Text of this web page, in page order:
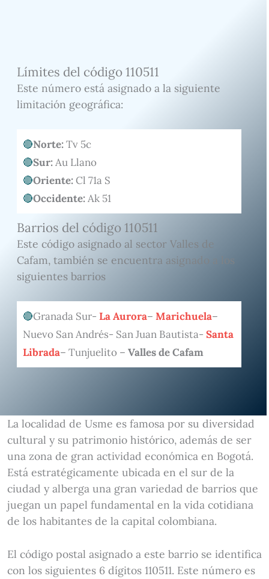
Límites del código 110511
Este número está asignado a la siguiente
limitación geográfica:
Norte:Tv 5c
Sur:Au Llano
Oriente:Cl 71a S
Occidente:Ak 51
Barrios del código 110511
Este código asignado al sector Valles de
Cafam, también se encuentra asignado a los
siguientes barrios
Granada Sur- La Aurora– Marichuela–
Nuevo San Andrés- San Juan Bautista- Santa
Librada– Tunjuelito – Valles de Cafam
La localidad de Usme es famosa por su diversidad
cultural y su patrimonio histórico, además de ser
una zona de gran actividad económica en Bogotá.
Está estratégicamente ubicada en el sur de la
ciudad y alberga una gran variedad de barrios que
juegan un papel fundamental en la vida cotidiana
de los habitantes de la capital colombiana.
El código postal asignado a este barrio se identifica
con los siguientes 6 dígitos 110511. Este número es